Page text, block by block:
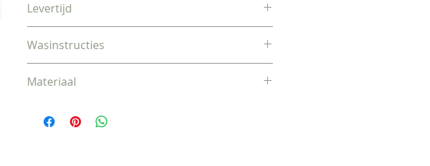
Levertijd
Wasinstructies
Niet in de droogkast & niet rechtstreeks op de
Materiaal
Vervaardigd in Europa